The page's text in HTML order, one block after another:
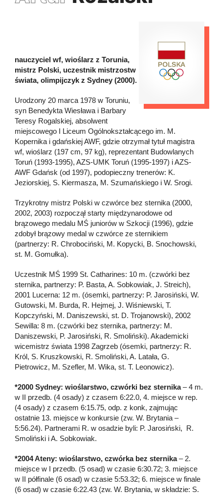
nauczyciel wf, wioślarz z Torunia,
mistrz Polski, uczestnik mistrzostw
świata, olimpijczyk z Sydney (2000).
Urodzony 20 marca 1978 w Toruniu,
syn Benedykta Wiesława i Barbary
Teresy Rogalskiej, absolwent
miejscowego I Liceum Ogólnokształcącego im. M.
Kopernika i gdańskiej AWF, gdzie otrzymał tytuł magistra
wf, wioślarz (197 cm, 97 kg), reprezentant Budowlanych
Toruń (1993-1995), AZS-UMK Toruń (1995-1997) i AZS-
AWF Gdańsk (od 1997), podopieczny trenerów: K.
Jeziorskiej, S. Kiermasza, M. Szumańskiego i W. Srogi.
Trzykrotny mistrz Polski w czwórce bez sternika (2000,
2002, 2003) rozpoczął starty międzynarodowe od
brązowego medalu MŚ juniorów w Szkocji (1996), gdzie
zdobył brązowy medal w czwórce ze sternikiem
(partnerzy: R. Chrobociński, M. Kopycki, B. Snochowski,
st. M. Gomułka).
Uczestnik MŚ 1999 St. Catharines: 10 m. (czwórki bez
sternika, partnerzy: P. Basta, A. Sobkowiak, J. Streich),
2001 Lucerna: 12 m. (ósemki, partnerzy: P. Jarosiński, W.
Gutowski, M. Burda, R. Hejmej, J. Wiśniewski, T.
Kopczyński, M. Daniszewski, st. D. Trojanowski), 2002
Sewilla: 8 m. (czwórki bez sternika, partnerzy: M.
Daniszewski, P. Jarosiński, R. Smoliński). Akademicki
wicemistrz świata 1998 Zagrzeb (ósemki, partnerzy: R.
Król, S. Kruszkowski, R. Smoliński, A. Latała, G.
Pietrowicz, M. Szefler, M. Wika, st. T. Leonowicz).
*2000 Sydney: wioślarstwo, czwórki bez sternika– 4 m.
w II przedb. (4 osady) z czasem 6:22.0, 4. miejsce w rep.
(4 osady) z czasem 6:15.75, odp. z konk, zajmując
ostatnie 13. miejsce w konkursie (zw. W. Brytania –
5:56.24). Partnerami R. w osadzie byli: P. Jarosiński, R.
Smoliński i A. Sobkowiak.
*2004 Ateny: wioślarstwo, czwórka bez sternika– 2.
miejsce w I przedb. (5 osad) w czasie 6:30.72; 3. miejsce
w II półfinale (6 osad) w czasie 5:53.32; 6. miejsce w finale
(6 osad) w czasie 6:22.43 (zw. W. Brytania, w składzie: S.